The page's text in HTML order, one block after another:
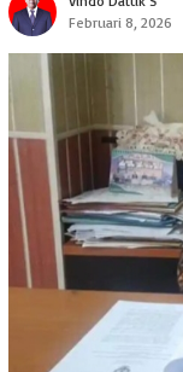
Februari 8, 2026